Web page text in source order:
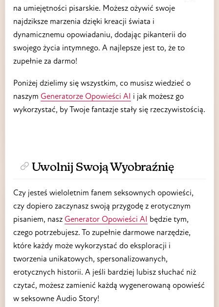
na umiejętności pisarskie. Możesz ożywić swoje
najdziksze marzenia dzięki kreacji świata i
dynamicznemu opowiadaniu, dodając pikanterii do
swojego życia intymnego. A najlepsze jest to, że to
zupełnie za darmo!
Poniżej dzielimy się wszystkim, co musisz wiedzieć o
naszym Generatorze Opowieści AI i jak możesz go
wykorzystać, by Twoje fantazje stały się rzeczywistością.
Uwolnij Swoją Wyobraźnię
Czy jesteś wieloletnim fanem seksownych opowieści,
czy dopiero zaczynasz swoją przygodę z erotycznym
pisaniem, nasz Generator Opowieści AI będzie tym,
czego potrzebujesz. To zupełnie darmowe narzędzie,
które każdy może wykorzystać do eksploracji i
tworzenia unikatowych, spersonalizowanych,
erotycznych historii. A jeśli bardziej lubisz słuchać niż
czytać, możesz zamienić każdą wygenerowaną opowieść
w seksowne Audio Story!